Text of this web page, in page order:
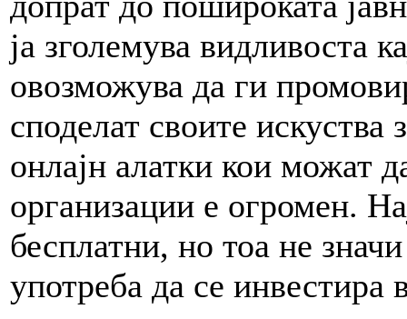
ја зголемува видливоста
овозможува да ги
споделат своите искуства
онлајн алатки кои можат
организации е огромен.
бесплатни, но тоа не
употреба да се инвестира